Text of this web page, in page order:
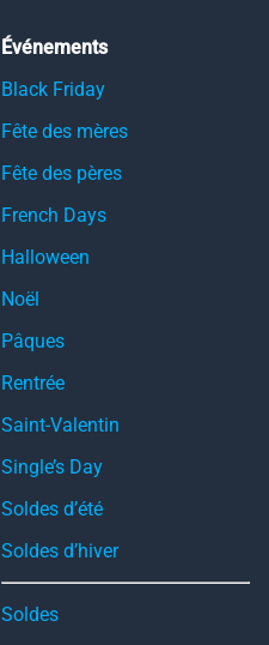
Événements
Black Friday
Fête des mères
Fête des pères
French Days
Halloween
Noël
Pâques
Rentrée
Saint-Valentin
Single’s Day
Soldes d’été
Soldes d’hiver
Soldes